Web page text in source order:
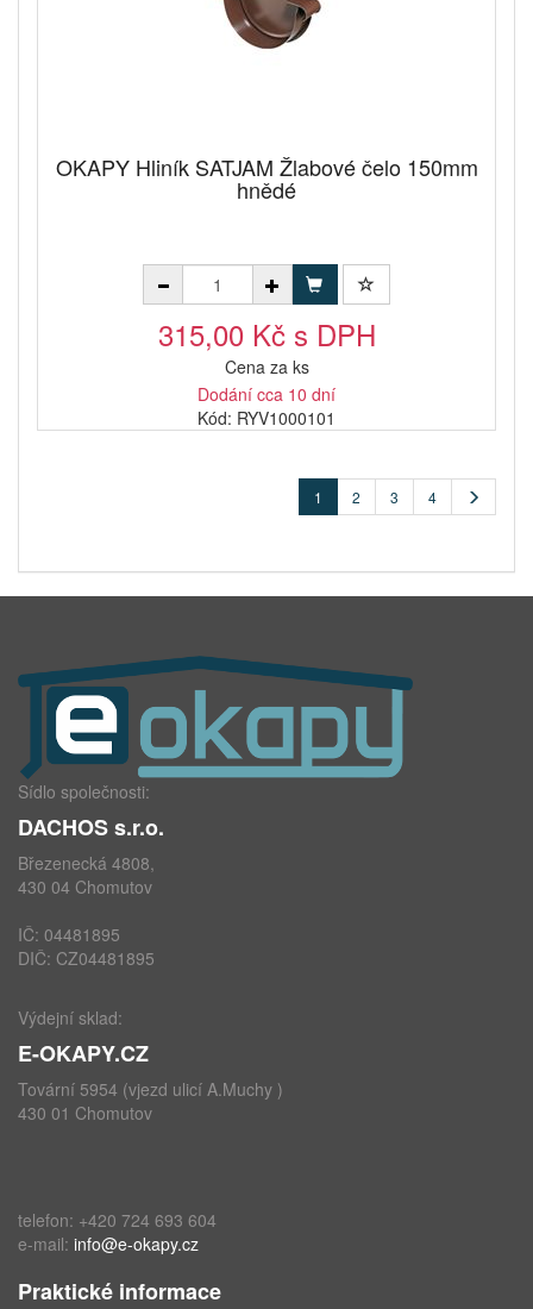
OKAPY Hliník SATJAM Žlabové čelo 150mm
hnědé
315,00 Kč s DPH
Cena za ks
Dodání cca 10 dní
Kód: RYV1000101
1 2 3 4
Sídlo společnosti:
DACHOS s.r.o.
Březenecká 4808,
430 04 Chomutov
IČ: 04481895
DIČ: CZ04481895
Výdejní sklad:
E-OKAPY.CZ
Tovární 5954 (vjezd ulicí A.Muchy )
430 01 Chomutov
telefon: +420 724 693 604
e-mail: info@e-okapy.cz
Praktické informace